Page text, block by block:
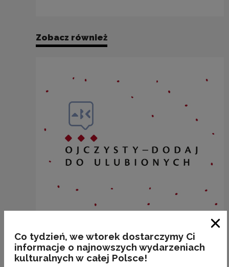
Zobacz również
BAKALIE
Co tydzień, we wtorek dostarczymy Ci
informacje o najnowszych wydarzeniach
kulturalnych w całej Polsce!